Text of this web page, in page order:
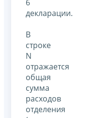
6
декларации.
В
строке
N
отражается
общая
сумма
расходов
отделения